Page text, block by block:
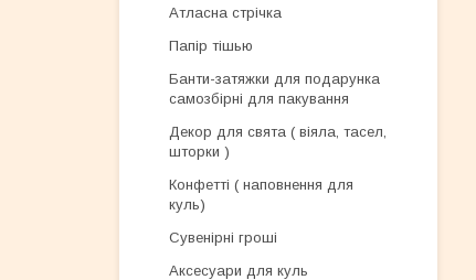
Атласна стрічка
Папір тішью
Банти-затяжки для подарунка
самозбірні для пакування
Декор для свята ( віяла, тасел,
шторки )
Конфетті ( наповнення для
куль)
Сувенірні гроші
Аксесуари для куль